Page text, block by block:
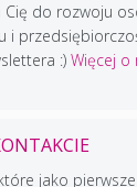
Cię do rozwoju
i
:) Więcej o
jako